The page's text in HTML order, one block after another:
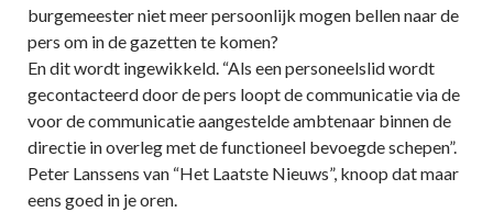
burgemeester niet meer persoonlijk mogen bellen naar de
pers om in de gazetten te komen?
En dit wordt ingewikkeld. “Als een personeelslid wordt
gecontacteerd door de pers loopt de communicatie via de
voor de communicatie aangestelde ambtenaar binnen de
directie in overleg met de functioneel bevoegde schepen”.
Peter Lanssens van “Het Laatste Nieuws”, knoop dat maar
eens goed in je oren.